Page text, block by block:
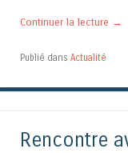
Continuer la lecture →
Publié dans Actualité
Rencontre